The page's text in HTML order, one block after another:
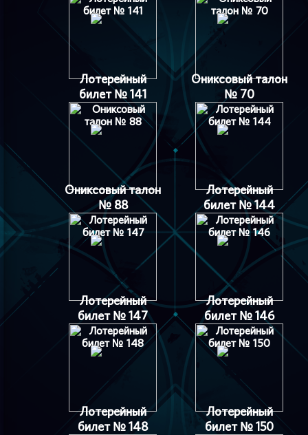
Лотерейный
билет № 141
Ониксовый талон
№ 70
Ониксовый талон
№ 88
Лотерейный
билет № 144
Лотерейный
билет № 147
Лотерейный
билет № 146
Лотерейный
билет № 148
Лотерейный
билет № 150